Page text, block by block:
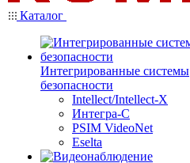
Каталог
Интегрированные системы
безопасности
Intellect/Intellect-X
Интегра-С
PSIM VideoNet
Eselta